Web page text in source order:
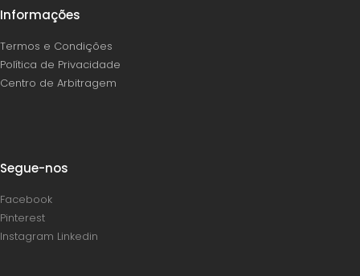
Informações
Termos e Condições
Política de Privacidade
Centro de Arbitragem
Segue-nos
Facebook
Pinterest
Instagram Linkedin